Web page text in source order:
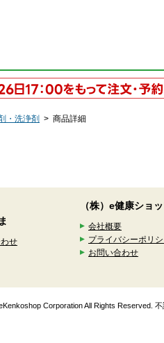
・洗浄剤 > 商品詳細
せ
（株）e健康ショ
会社概要
プライバシーポリ
お問い合わせ
Corporation All Rights Reserved.